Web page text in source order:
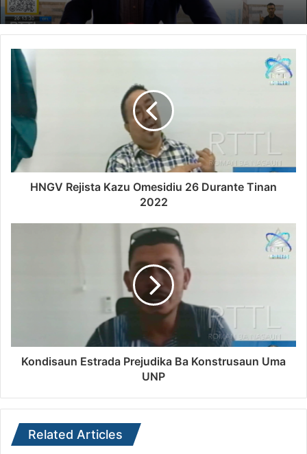
HNGV Rejista Kazu Omesidiu 26 Durante Tinan
2022
Kondisaun Estrada Prejudika Ba Konstrusaun Uma
UNP
Related Articles